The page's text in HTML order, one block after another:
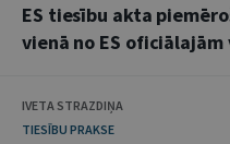
ES tiesību akta
vienā no ES oficiālajām
IVETA STRAZDIŅA
TIESĪBU PRAKSE